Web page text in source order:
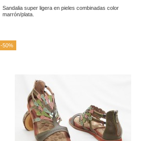
Sandalia super ligera en pieles combinadas color
marrón/plata.
-50%